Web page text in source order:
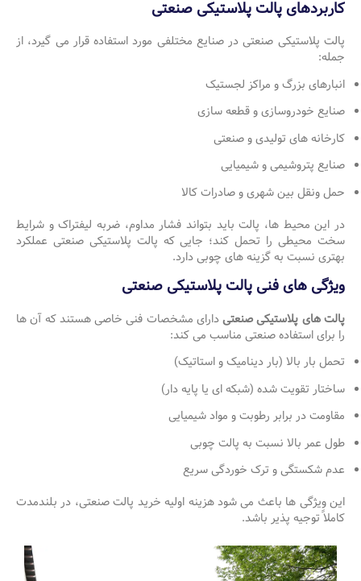
کاربردهای پالت پلاستیکی صنعتی
پالت پلاستیکی صنعتی در صنایع مختلفی مورد استفاده قرار می گیرد، از
جمله:
انبارهای بزرگ و مراکز لجستیک
صنایع خودروسازی و قطعه سازی
کارخانه های تولیدی و صنعتی
صنایع پتروشیمی و شیمیایی
حمل ونقل بین شهری و صادرات کالا
در این محیط ها، پالت باید بتواند فشار مداوم، ضربه لیفتراک و شرایط
سخت محیطی را تحمل کند؛ جایی که پالت پلاستیکی صنعتی عملکرد
بهتری نسبت به گزینه های چوبی دارد.
ویژگی های فنی پالت پلاستیکی صنعتی
پالت های پلاستیکی صنعتیدارای مشخصات فنی خاصی هستند که آن ها
را برای استفاده صنعتی مناسب می کند:
تحمل بار بالا (بار دینامیک و استاتیک)
ساختار تقویت شده (شبکه ای یا پایه دار)
مقاومت در برابر رطوبت و مواد شیمیایی
طول عمر بالا نسبت به پالت چوبی
عدم شکستگی و ترک خوردگی سریع
این ویژگی ها باعث می شود هزینه اولیه خرید پالت صنعتی، در بلندمدت
کاملاً توجیه پذیر باشد.